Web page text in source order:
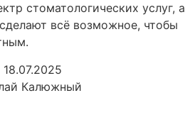
стоматологических услуг, а
всё возможное, чтобы
18.07.2025
Калюжный